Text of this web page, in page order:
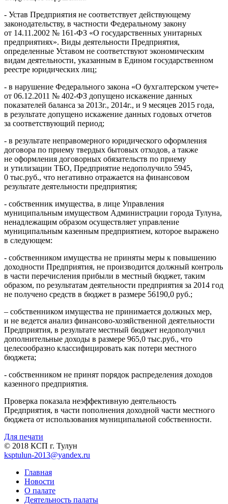
- Устав Предприятия не соответствует действующему
законодательству, в частности Федеральному закону
от 14.11.2002 № 161-ФЗ «О государственных унитарных
предприятиях». Виды деятельности Предприятия,
определенные Уставом не соответствуют экономическим
видам деятельности, указанным в Едином государственном
реестре юридических лиц;
- в нарушение Федерального закона «О бухгалтерском учете»
от 06.12.2011 № 402-ФЗ допущено искажение данных
показателей баланса за 2013г., 2014г., и 9 месяцев 2015 года,
в результате допущено искажение данных годовых отчетов
за соответствующий период;
- в результате неправомерного юридического оформления
договора по приему твердых бытовых отходов, а также
не оформления договорных обязательств по приему
и утилизации ТБО, Предприятие недополучило 5945,
0 тыс.руб., что негативно отражается на финансовом
результате деятельности предприятия;
- собственник имущества, в лице Управления
муниципальным имуществом Администрации города Тулуна,
ненадлежащим образом осуществляет управление
муниципальным казенным предприятием, которое выражено
в следующем:
- собственником имущества не приняты меры к повышению
доходности Предприятия, не производится должный контроль
в части перечисления прибыли в местный бюджет, таким
образом, по результатам деятельности предприятия за 2014 год
не получено средств в бюджет в размере 56190,0 руб.;
– собственником имущества не принимается должных мер,
и не ведется анализ финансово-хозяйственной деятельности
Предприятия, в результате местный бюджет недополучил
дополнительные доходы в размере 965,0 тыс.руб., что
целесообразно классифицировать как потери местного
бюджета;
- собственником не принят порядок распределения доходов
казенного предприятия.
Проверка показала неэффективную деятельность
Предприятия, в части пополнения доходной части местного
бюджета от использования муниципальной собственности.
Для печати
© 2018 КСП г. Тулун
ksptulun-2013@yandex.ru
Главная
Новости
О палате
Деятельность палаты